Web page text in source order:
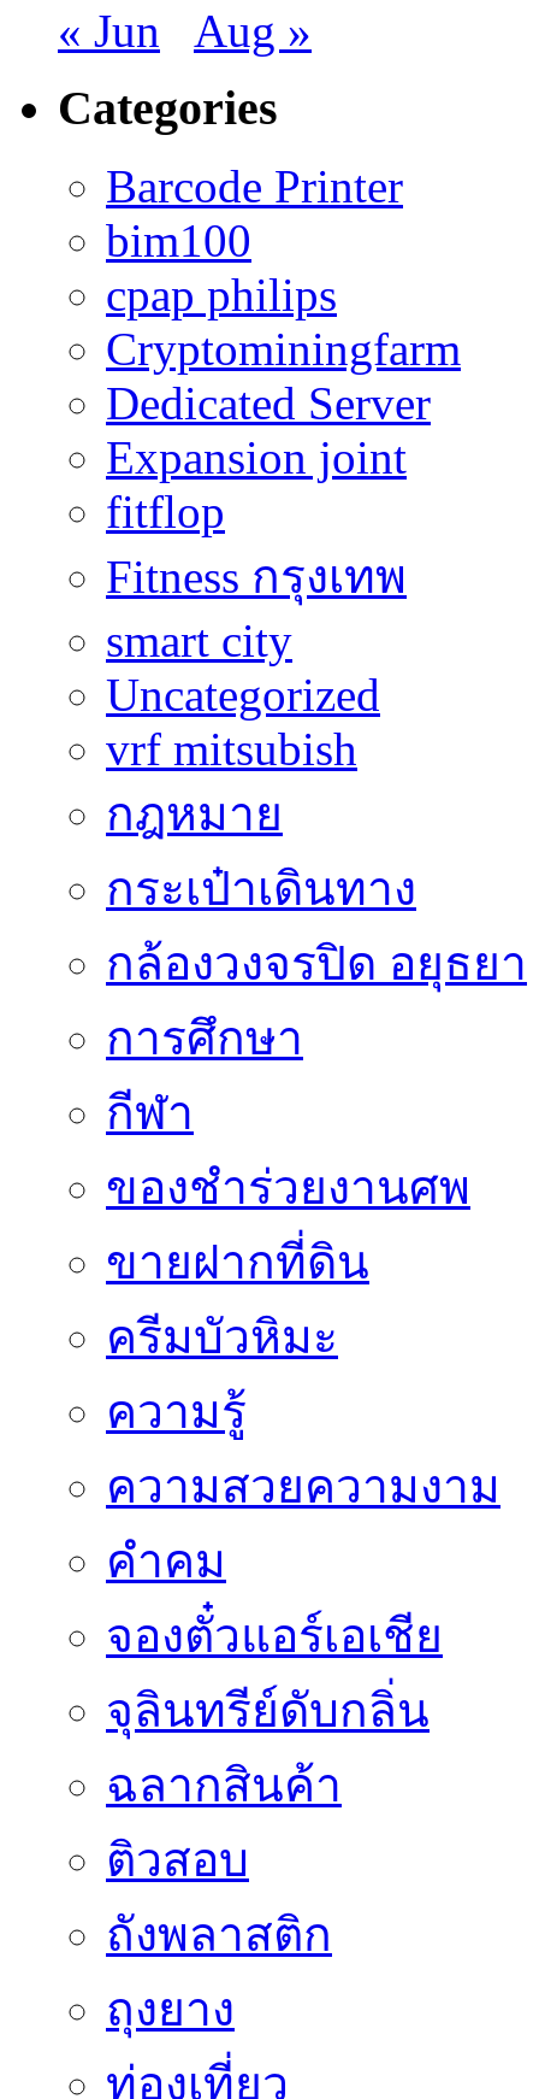
« Jun Aug »
Categories
Barcode Printer
bim100
cpap philips
Cryptominingfarm
Dedicated Server
Expansion joint
fitflop
Fitness กรุงเทพ
smart city
Uncategorized
vrf mitsubish
กฎหมาย
กระเป๋าเดินทาง
กล้องวงจรปิด อยุธยา
การศึกษา
กีฬา
ของชำร่วยงานศพ
ขายฝากที่ดิน
ครีมบัวหิมะ
ความรู้
ความสวยความงาม
คำคม
จองตั๋วแอร์เอเชีย
จุลินทรีย์ดับกลิ่น
ฉลากสินค้า
ติวสอบ
ถังพลาสติก
ถุงยาง
ท่องเที่ยว